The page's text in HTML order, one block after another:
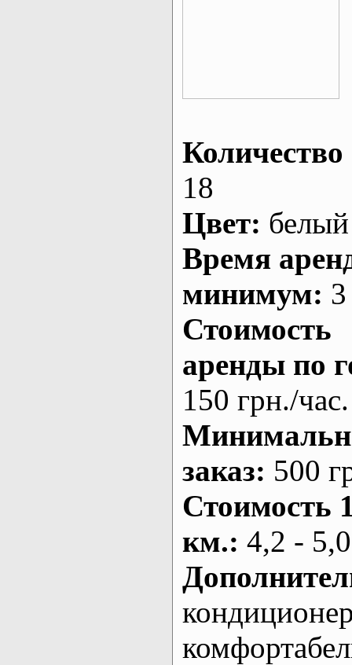
Количество
18
Цвет: белый
Время
минимум:
Стоимость
аренды по
150 грн./час.
заказ: 500
Стоимость
км.: 4,2 -